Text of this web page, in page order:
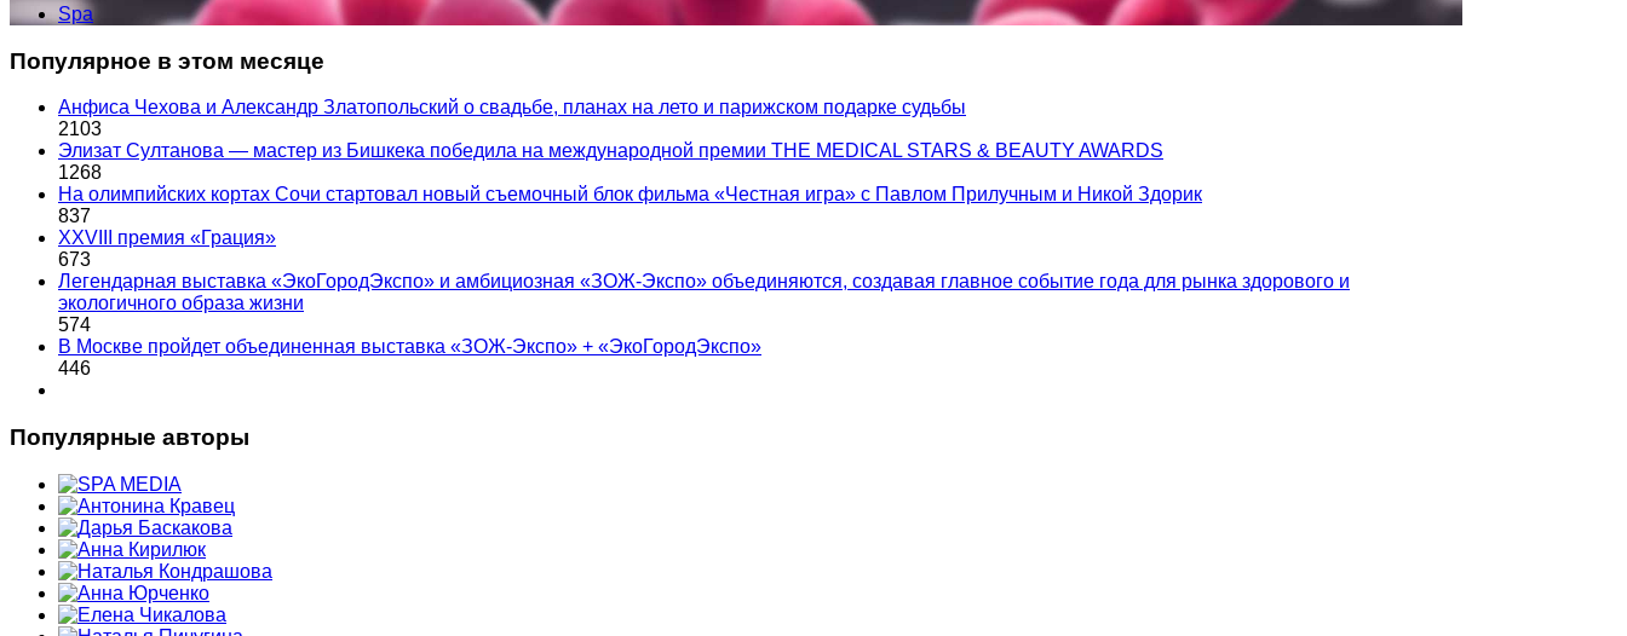
Spa
Популярное в этом месяце
Анфиса Чехова и Александр Златопольский о свадьбе, планах на лето и парижском подарке судьбы
2103
Элизат Султанова — мастер из Бишкека победила на международной премии THE MEDICAL STARS & BEAUTY AWARDS
1268
На олимпийских кортах Сочи стартовал новый съемочный блок фильма «Честная игра» с Павлом Прилучным и Никой Здорик
837
XXVIII премия «Грация»
673
Легендарная выставка «ЭкоГородЭкспо» и амбициозная «ЗОЖ-Экспо» объединяются, создавая главное событие года для рынка здорового и
экологичного образа жизни
574
В Москве пройдет объединенная выставка «ЗОЖ-Экспо» + «ЭкоГородЭкспо»
446
Популярные авторы